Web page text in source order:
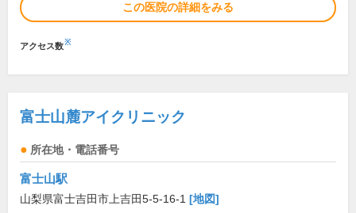
この医院の詳細をみる
アクセス数※
富士山麓アイクリニック
所在地・電話番号
富士山駅
山梨県富士吉田市上吉田5-5-16-1 [地図]